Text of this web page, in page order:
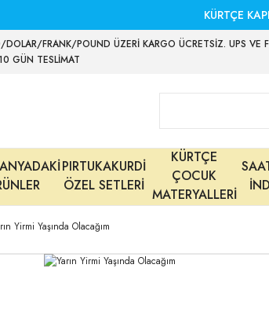
KÜRTÇE
DOLAR/FRANK/POUND ÜZERİ KARGO ÜCRETSİZ. UPS VE
GÜN TESLİMAT
PIRTUKAKURDİ
ÖZEL SETLERİ
KÜRTÇE
ÇOCUK
MATERYALLERİ
Yirmi Yaşında Olacağım